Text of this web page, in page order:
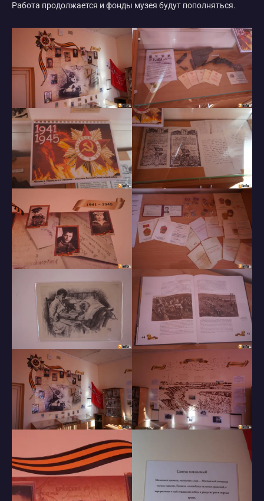
Работа продолжается и фонды музея будут пополняться.